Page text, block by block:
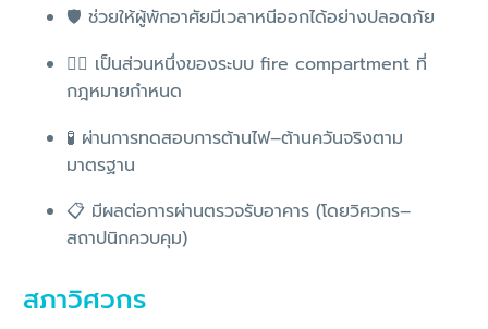
🛡️ ช่วยให้ผู้พักอาศัยมีเวลาหนีออกได้อย่างปลอดภัย
👷‍♂️ เป็นส่วนหนึ่งของระบบ fire compartment ที่
กฎหมายกำหนด
🧪 ผ่านการทดสอบการต้านไฟ–ต้านควันจริงตาม
มาตรฐาน
📋 มีผลต่อการผ่านตรวจรับอาคาร (โดยวิศวกร–
สถาปนิกควบคุม)
สภาวิศวกร